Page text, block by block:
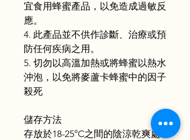
宜食用蜂蜜產品，以免造成過敏反
應。
4. 此產品並不供作診斷、治療或預
防任何疾病之用。
5. 切勿以高溫加熱或將蜂蜜以熱水
沖泡，以免將麥蘆卡蜂蜜中的因子
殺死
儲存方法
存放於18-25°C之間的陰涼乾爽處